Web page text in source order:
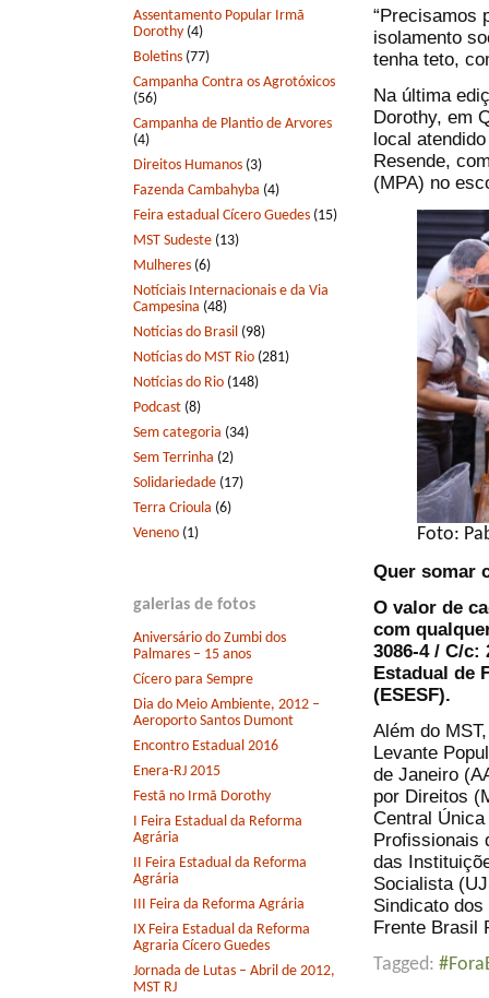
Assentamento Popular Irmã
Dorothy (4)
Boletins (77)
Campanha Contra os Agrotóxicos
(56)
Campanha de Plantio de Arvores
(4)
Direitos Humanos (3)
Fazenda Cambahyba (4)
Feira estadual Cícero Guedes (15)
MST Sudeste (13)
Mulheres (6)
Notíciais Internacionais e da Via
Campesina (48)
Notícias do Brasil (98)
Notícias do MST Rio (281)
Notícias do Rio (148)
Podcast (8)
Sem categoria (34)
Sem Terrinha (2)
Solidariedade (17)
Terra Crioula (6)
Veneno (1)
galerias de fotos
Aniversário do Zumbi dos
Palmares – 15 anos
Cícero para Sempre
Dia do Meio Ambiente, 2012 –
Aeroporto Santos Dumont
Encontro Estadual 2016
Enera-RJ 2015
Festã no Irmã Dorothy
I Feira Estadual da Reforma
Agrária
II Feira Estadual da Reforma
Agrária
III Feira da Reforma Agrária
IX Feira Estadual da Reforma
Agraria Cícero Guedes
Jornada de Lutas – Abril de 2012,
MST RJ
“Precisamos
isolamento
tenha teto,
Na última
Dorothy, em
local
Resende,
(MPA) no
Foto:
Quer somar
O valor de
com
3086-4 / C/c:
Estadual de
(ESESF).
Além do
Levante
de Janeiro
por Direitos
Central
Profissionais
das
Socialista
Sindicato
Frente Brasil
Tagged: